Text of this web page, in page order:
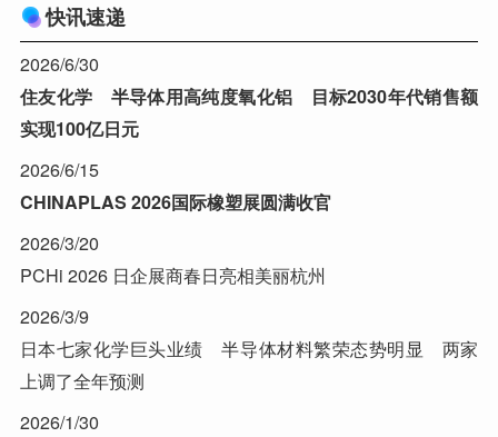
快讯速递
2026/6/30
住友化学 半导体用高纯度氧化铝 目标2030年代销售额
实现100亿日元
2026/6/15
CHINAPLAS 2026国际橡塑展圆满收官
2026/3/20
PCHi 2026 日企展商春日亮相美丽杭州
2026/3/9
日本七家化学巨头业绩 半导体材料繁荣态势明显 两家
上调了全年预测
2026/1/30